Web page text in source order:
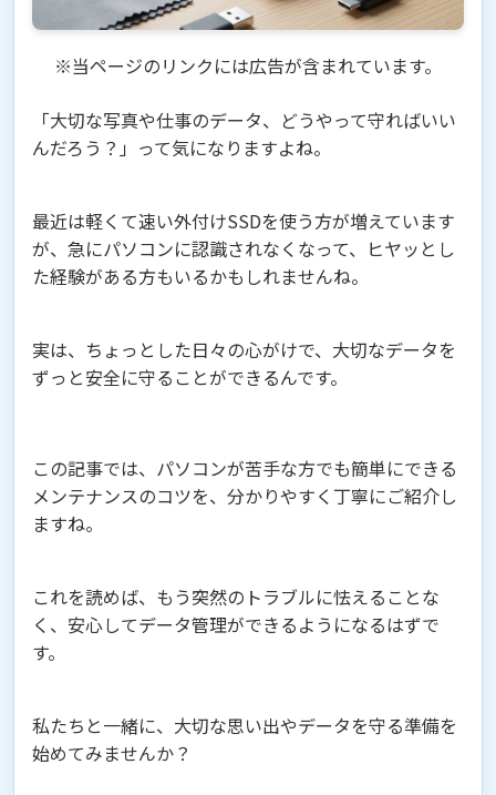
※当ページのリンクには広告が含まれています。
「大切な写真や仕事のデータ、どうやって守ればいい
んだろう？」って気になりますよね。
最近は軽くて速い外付けSSDを使う方が増えています
が、急にパソコンに認識されなくなって、ヒヤッとし
た経験がある方もいるかもしれませんね。
実は、ちょっとした日々の心がけで、大切なデータを
ずっと安全に守ることができるんです。
この記事では、パソコンが苦手な方でも簡単にできる
メンテナンスのコツを、分かりやすく丁寧にご紹介し
ますね。
これを読めば、もう突然のトラブルに怯えることな
く、安心してデータ管理ができるようになるはずで
す。
私たちと一緒に、大切な思い出やデータを守る準備を
始めてみませんか？